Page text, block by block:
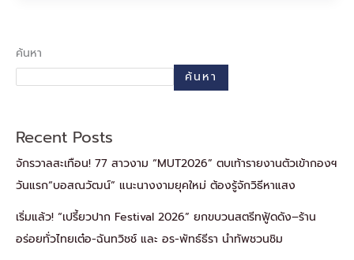
ค้นหา
ค้นหา
Recent Posts
จักรวาลสะเทือน! 77 สาวงาม “MUT2026” ตบเท้ารายงานตัวเข้ากองฯ
วันแรก“บอสณวัฒน์” แนะนางงามยุคใหม่ ต้องรู้จักวิธีหาแสง
เริ่มแล้ว! “เปรี้ยวปาก Festival 2026” ยกขบวนสตรีทฟู้ดดัง–ร้าน
อร่อยทั่วไทยเต๋อ-ฉันทวิชช์ และ อร-พัทธ์ธีรา นำทัพชวนชิม